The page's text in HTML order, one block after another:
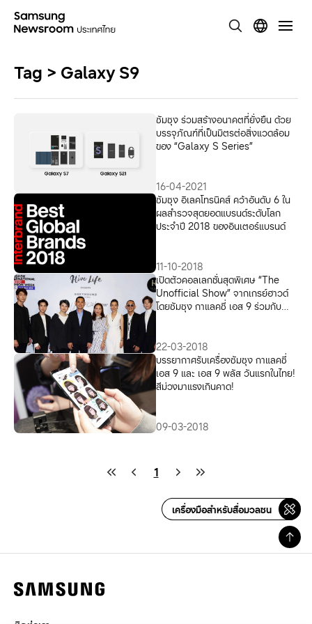
Tag > Galaxy S9
ซัมซุง ร่วมสร้างอนาคตที่ยั่งยืน ด้วย
บรรจุภัณฑ์ที่เป็นมิตรต่อสิ่งแวดล้อม
ของ “Galaxy S Series”
16-04-2021
ซัมซุง อิเลคโทรนิคส์ คว้าอันดับ 6 ใน
ผลสำรวจสุดยอดแบรนด์ระดับโลก
ประจำปี 2018 ของอินเตอร์แบรนด์
11-10-2018
เปิดตัวคอลเลกชั่นสุดพิเศษ “The
Unofficial Show” จากเกรย์ฮาวด์
โดยซัมซุง กาแลคซี่ เอส 9 ร่วมกับ
22-03-2018
บรรยากาศรับเครื่องซัมซุง กาแลคซี่
เอส 9 และ เอส 9 พลัส วันแรกในไทย!
สีม่วงมาแรงเกินคาด!
09-03-2018
1
เครื่องมือสำหรับสื่อมวลชน